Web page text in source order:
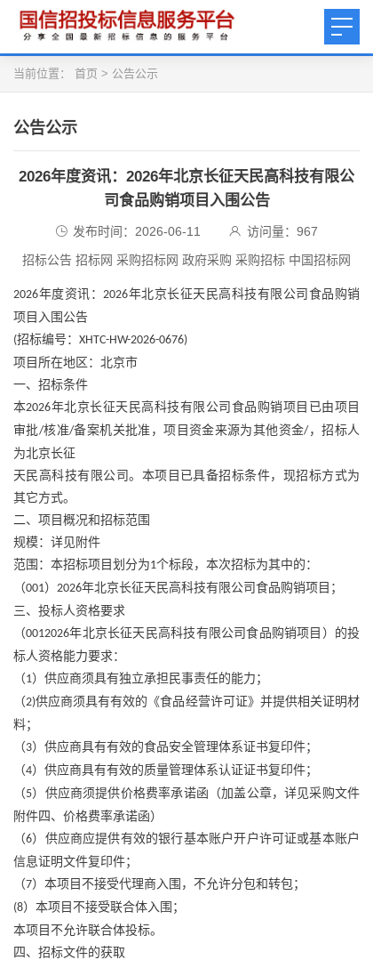
当前位置： 首页 > 公告公示
公告公示
2026年度资讯：2026年北京长征天民高科技有限公
司食品购销项目入围公告
发布时间：2026-06-11 访问量： 967
招标公告 招标网 采购招标网 政府采购 采购招标 中国招标网
2026年度资讯： 2026年北京长征天民高科技有限公司食品购销
项目入围公告
(招标编号： XHTC-HW-2026-0676)
项目所在地区：北京市
一、招标条件
本2026年北京长征天民高科技有限公司食品购销项目已由项目
审批/核准/备案机关批准，项目资金来源为其他资金/，招标人
为北京长征
天民高科技有限公司。本项目已具备招标条件，现招标方式为
其它方式。
二、项目概况和招标范围
规模：详见附件
范围：本招标项目划分为1个标段，本次招标为其中的：
（001） 2026年北京长征天民高科技有限公司食品购销项目；
三、投标人资格要求
（0012026年北京长征天民高科技有限公司食品购销项目）的投
标人资格能力要求：
（1）供应商须具有独立承担民事责任的能力；
（2)供应商须具有有效的《食品经营许可证》并提供相关证明材
料；
（3）供应商具有有效的食品安全管理体系证书复印件；
（4）供应商具有有效的质量管理体系认证证书复印件；
（5）供应商须提供价格费率承诺函（加盖公章，详见采购文件
附件四、价格费率承诺函）
（6）供应商应提供有效的银行基本账户开户许可证或基本账户
信息证明文件复印件；
（7）本项目不接受代理商入围，不允许分包和转包；
(8）本项目不接受联合体入围；
本项目不允许联合体投标。
四、招标文件的获取